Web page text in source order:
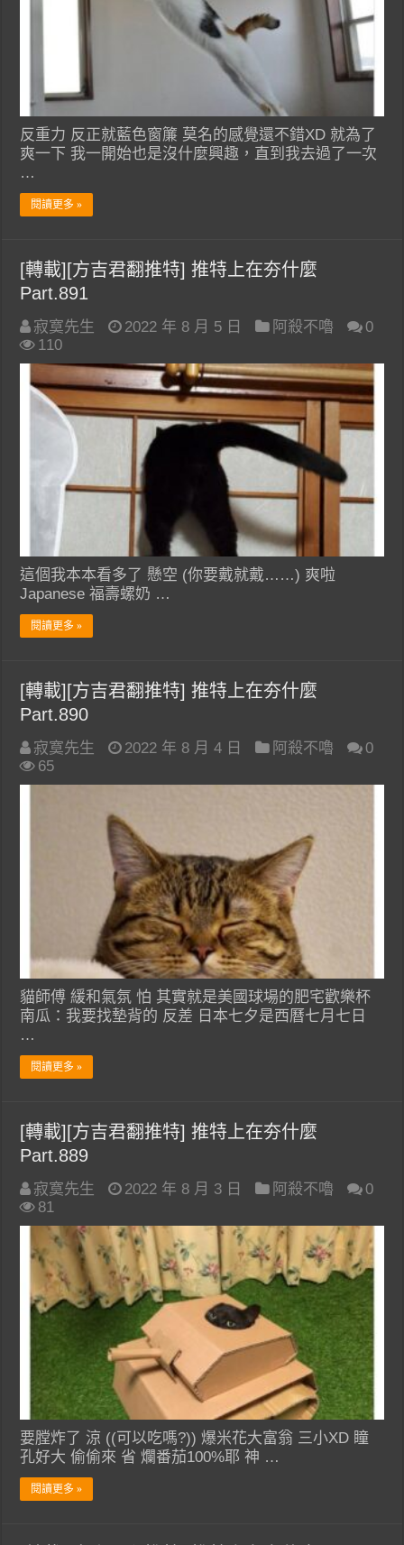
反重力 反正就藍色窗簾 莫名的感覺還不錯XD 就為了
爽一下 我一開始也是沒什麼興趣，直到我去過了一次
…
閱讀更多 »
[轉載][方吉君翻推特] 推特上在夯什麼
Part.891
寂寞先生 2022 年 8 月 5 日 阿殺不嚕
0
110
這個我本本看多了 懸空 (你要戴就戴……) 爽啦
Japanese 福壽螺奶 …
閱讀更多 »
[轉載][方吉君翻推特] 推特上在夯什麼
Part.890
寂寞先生 2022 年 8 月 4 日 阿殺不嚕
0
65
貓師傅 緩和氣氛 怕 其實就是美國球場的肥宅歡樂杯
南瓜：我要找墊背的 反差 日本七夕是西曆七月七日
…
閱讀更多 »
[轉載][方吉君翻推特] 推特上在夯什麼
Part.889
寂寞先生 2022 年 8 月 3 日 阿殺不嚕
0
81
要膛炸了 涼 ((可以吃嗎?)) 爆米花大富翁 三小XD 瞳
孔好大 偷偷來 省 爛番茄100%耶 神 …
閱讀更多 »